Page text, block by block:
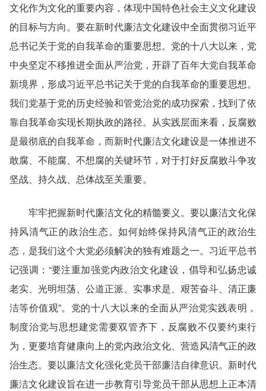
文化作为文化的重要内容，体现中国特色社会主义文化建设
的目标与方向。要在新时代廉洁文化建设中全面贯彻习近平
总书记关于党的自我革命的重要思想。党的十八大以来，党
中央坚定不移推进全面从严治党，开辟了百年大党自我革命
新境界，形成习近平总书记关于党的自我革命的重要思想。
我们党基于党的历史经验和管党治党的成功探索，找到了依
靠自我革命实现长期执政的路径。从实践层面来看，反腐败
是最彻底的自我革命，而新时代廉洁文化建设是一体推进不
敢腐、不能腐、不想腐的关键环节，对于打好反腐败斗争攻
坚战、持久战、总体战至关重要。
牢牢把握新时代廉洁文化的精髓要义。要以廉洁文化保
持风清气正的政治生态。如何始终保持风清气正的政治生
态，是我们这个大党必须解决的独有难题之一。习近平总书
记强调：“要注重加强党内政治文化建设，倡导和弘扬忠诚
老实、光明坦荡、公道正派、实事求是、艰苦奋斗、清正廉
洁等价值观”。党的十八大以来的全面从严治党实践表明，
制度治党与思想建党需要双管齐下，反腐败不仅要约束行
为，更要培育健康向上的党内政治文化、营造风清气正的政
治生态。要以廉洁文化强化党员干部廉洁自律意识。新时代
廉洁文化建设旨在进一步教育引导党员干部从思想上正本清